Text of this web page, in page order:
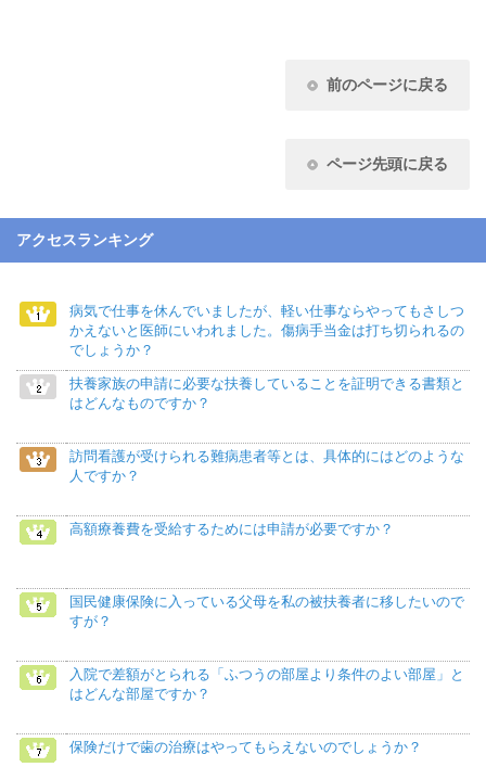
前のページに戻る
ページ先頭に戻る
アクセスランキング
病気で仕事を休んでいましたが、軽い仕事ならやってもさしつ
かえないと医師にいわれました。傷病手当金は打ち切られるの
でしょうか？
扶養家族の申請に必要な扶養していることを証明できる書類と
はどんなものですか？
訪問看護が受けられる難病患者等とは、具体的にはどのような
人ですか？
高額療養費を受給するためには申請が必要ですか？
国民健康保険に入っている父母を私の被扶養者に移したいので
すが？
入院で差額がとられる「ふつうの部屋より条件のよい部屋」と
はどんな部屋ですか？
保険だけで歯の治療はやってもらえないのでしょうか？